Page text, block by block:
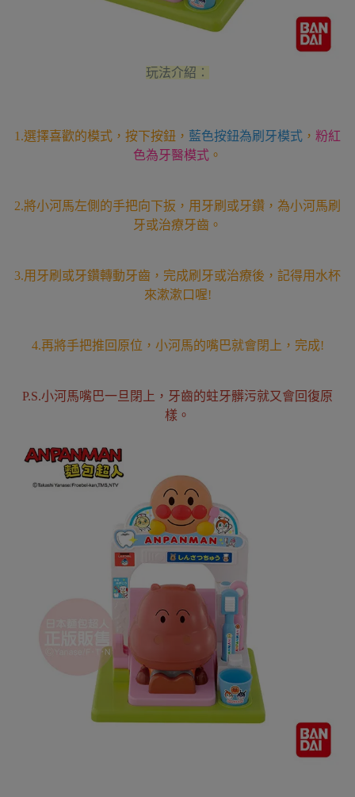
玩法介紹：
1.選擇喜歡的模式，按下按鈕， 藍色按鈕為刷牙模式 ， 粉紅
色為牙醫模式 。
2.將小河馬左側的手把向下扳，用牙刷或牙鑽，為小河馬刷
牙或治療牙齒。
3.用牙刷或牙鑽轉動牙齒，完成刷牙或治療後，記得用水杯
來漱漱口喔!
4.再將手把推回原位，小河馬的嘴巴就會閉上，完成!
P.S.小河馬嘴巴一旦閉上，牙齒的蛀牙髒污就又會回復原
樣。